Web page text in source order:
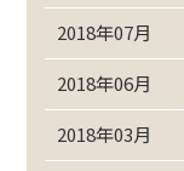
2018年07月
2018年06月
2018年03月